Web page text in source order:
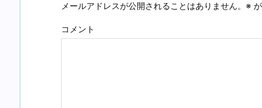
メールアドレスが公開されることはありません。 ※
コメント